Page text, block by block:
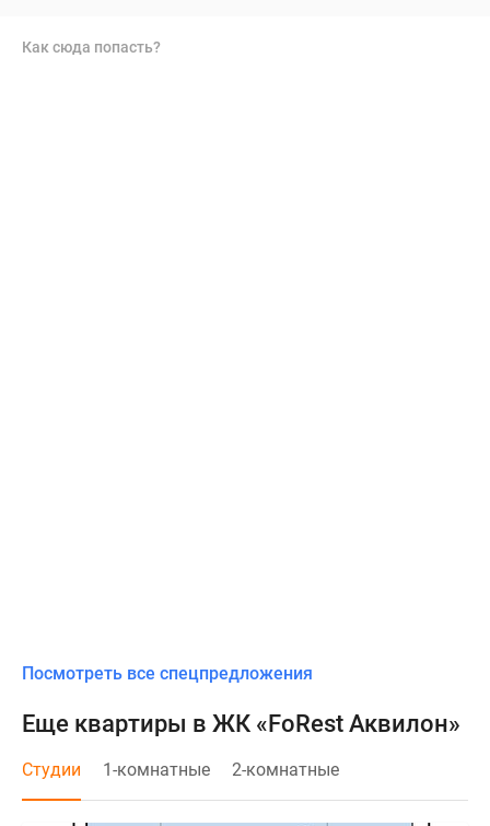
Как сюда попасть?
Посмотреть все спецпредложения
Еще квартиры в ЖК «FoRest Аквилон»
Студии 1-комнатные 2-комнатные